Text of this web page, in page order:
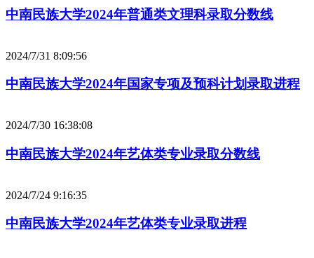
中南民族大学2024年普通类文理科录取分数线
2024/7/31 8:09:56
中南民族大学2024年国家专项及预科计划录取进程
2024/7/30 16:38:08
中南民族大学2024年艺体类专业录取分数线
2024/7/24 9:16:35
中南民族大学2024年艺体类专业录取进程